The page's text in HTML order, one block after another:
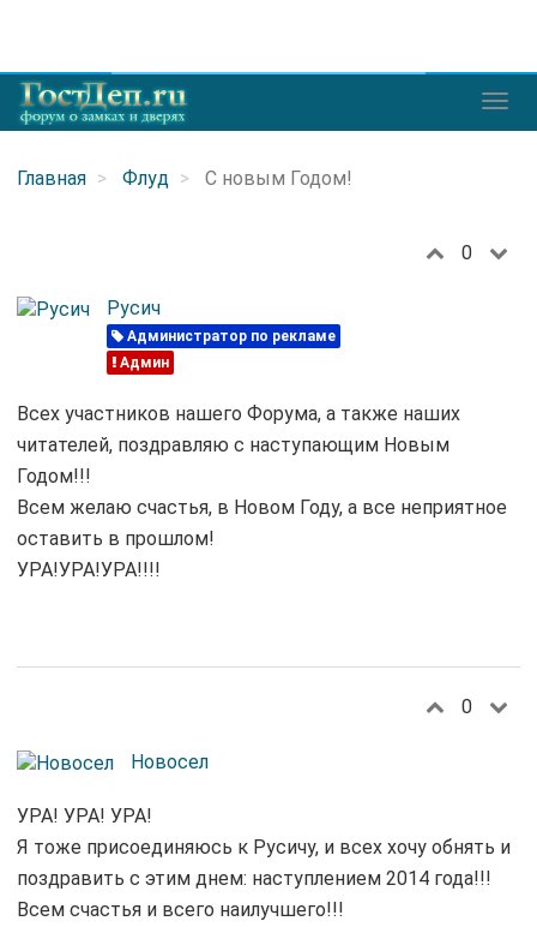
Главная Флуд С новым Годом!
0
Русич
Администратор по рекламе
Админ
Всех участников нашего Форума, а также наших
читателей, поздравляю с наступающим Новым
Годом!!!
Всем желаю счастья, в Новом Году, а все неприятное
оставить в прошлом!
УРА!УРА!УРА!!!!
0
Новосел
УРА! УРА! УРА!
Я тоже присоединяюсь к Русичу, и всех хочу обнять и
поздравить с этим днем: наступлением 2014 года!!!
Всем счастья и всего наилучшего!!!